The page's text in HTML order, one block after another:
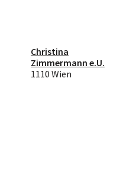
Christina
Zimmermann e.U.
1110 Wien